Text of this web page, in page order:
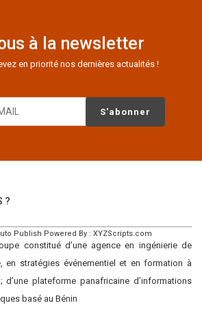
à la newsletter
en priorité nos dernières actualités !
?
constitué d’une agence en ingénierie de
en stratégies événementiel et en formation à
d’une plateforme panafricaine d’informations
basé au Bénin
Publish Powered By : XYZScripts.com